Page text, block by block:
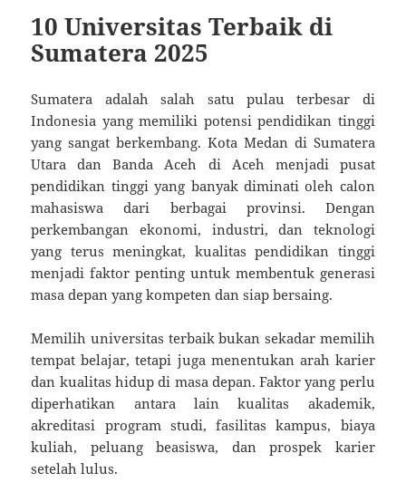
10 Universitas Terbaik di
Sumatera 2025
Sumatera adalah salah satu pulau terbesar di
Indonesia yang memiliki potensi pendidikan tinggi
yang sangat berkembang. Kota Medan di Sumatera
Utara dan Banda Aceh di Aceh menjadi pusat
pendidikan tinggi yang banyak diminati oleh calon
mahasiswa dari berbagai provinsi. Dengan
perkembangan ekonomi, industri, dan teknologi
yang terus meningkat, kualitas pendidikan tinggi
menjadi faktor penting untuk membentuk generasi
masa depan yang kompeten dan siap bersaing.
Memilih universitas terbaik bukan sekadar memilih
tempat belajar, tetapi juga menentukan arah karier
dan kualitas hidup di masa depan. Faktor yang perlu
diperhatikan antara lain kualitas akademik,
akreditasi program studi, fasilitas kampus, biaya
kuliah, peluang beasiswa, dan prospek karier
setelah lulus.